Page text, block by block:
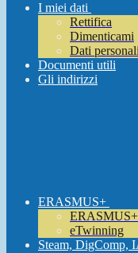
I miei dati
Rettifica
Dimenticami
Dati personali
Documenti utili
Gli indirizzi
ERASMUS+
ERASMUS+
eTwinning
Steam, DigComp,